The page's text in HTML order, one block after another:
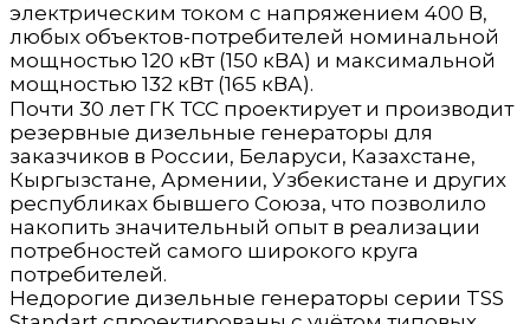
электрическим током с напряжением 400 В,
любых объектов-потребителей номинальной
мощностью 120 кВт (150 кВА) и максимальной
мощностью 132 кВт (165 кВА).
Почти 30 лет ГК ТСС проектирует и производит
резервные дизельные генераторы для
заказчиков в России, Беларуси, Казахстане,
Кыргызстане, Армении, Узбекистане и других
республиках бывшего Союза, что позволило
накопить значительный опыт в реализации
потребностей самого широкого круга
потребителей.
Недорогие дизельные генераторы серии TSS